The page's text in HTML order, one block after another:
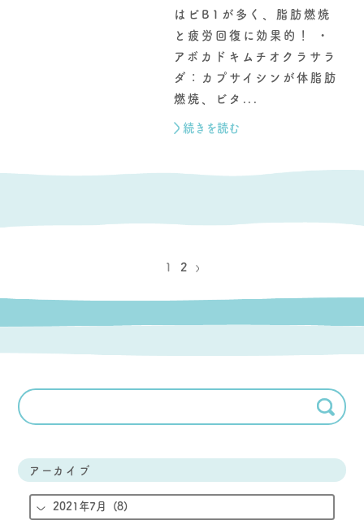
はビB1が多く、脂肪燃焼
と疲労回復に効果的！ ・
アボカドキムチオクラサラ
ダ：カプサイシンが体脂肪
燃焼、ビタ...
続きを読む
1 2
アーカイブ